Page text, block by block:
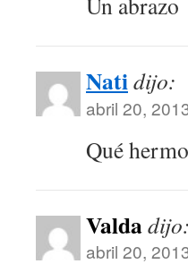
Natidijo:
abril 20,
Qué
Valdadijo:
abril 20,